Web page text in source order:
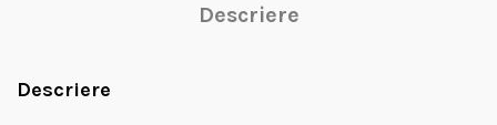
Descriere
Descriere